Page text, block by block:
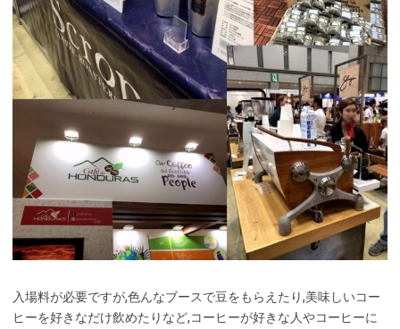
入場料が必要ですが,色んなブースで豆をもらえたり,美味しいコー
ヒーを好きなだけ飲めたりなど,コーヒーが好きな人やコーヒーに